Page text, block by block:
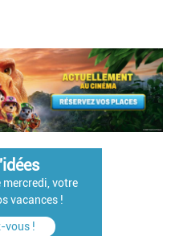
mercredi, votre
vacances !
vous !